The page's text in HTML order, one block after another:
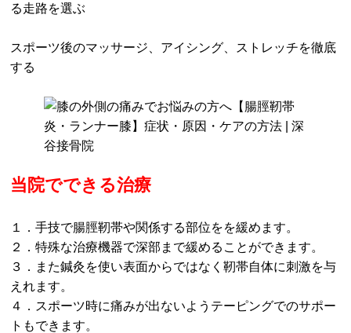
る走路を選ぶ
スポーツ後のマッサージ、アイシング、ストレッチを徹底
する
当院でできる治療
１．手技で腸脛靭帯や関係する部位をを緩めます。
２．特殊な治療機器で深部まで緩めることができます。
３．また鍼灸を使い表面からではなく靭帯自体に刺激を与
えれます。
４．スポーツ時に痛みが出ないようテーピングでのサポー
トもできます。